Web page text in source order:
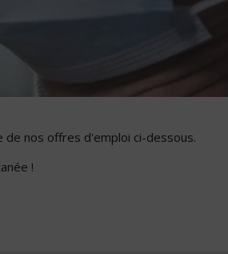
de nos offres d'emploi ci-dessous.
!